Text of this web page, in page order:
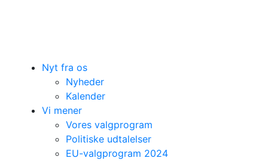
Nyt fra os
Nyheder
Kalender
Vi mener
Vores valgprogram
Politiske udtalelser
EU-valgprogram 2024